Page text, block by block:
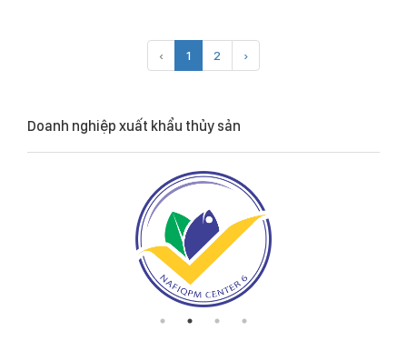
‹ 1 2 ›
Doanh nghiệp xuất khẩu thủy sản